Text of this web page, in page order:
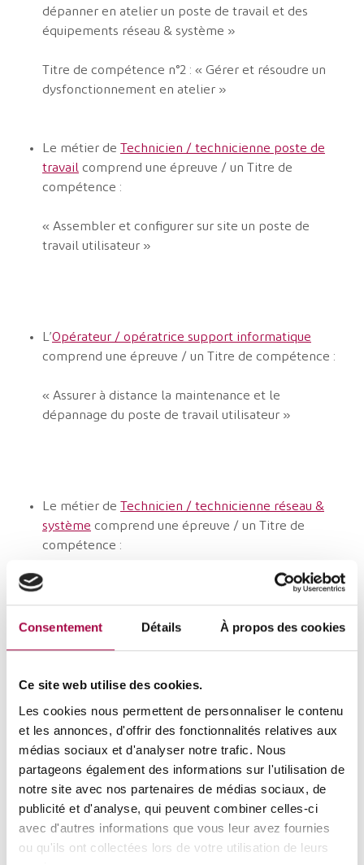
Consentement Détails À propos des cookies
Ce site web utilise des cookies.
Les cookies nous permettent de personnaliser le contenu
et les annonces, d'offrir des fonctionnalités relatives aux
médias sociaux et d'analyser notre trafic. Nous
partageons également des informations sur l'utilisation de
notre site avec nos partenaires de médias sociaux, de
publicité et d'analyse, qui peuvent combiner celles-ci
avec d'autres informations que vous leur avez fournies
ou qu'ils ont collectées lors de votre utilisation de leurs
dépanner en atelier un poste de travail et des
équipements réseau & système »
Titre de compétence n°2 : « Gérer et résoudre un
dysfonctionnement en atelier »
Le métier de Technicien / technicienne poste de
travail comprend une épreuve / un Titre de
compétence :
« Assembler et configurer sur site un poste de
travail utilisateur »
L’Opérateur / opératrice support informatique
comprend une épreuve / un Titre de compétence :
« Assurer à distance la maintenance et le
dépannage du poste de travail utilisateur »
Le métier de Technicien / technicienne réseau &
système comprend une épreuve / un Titre de
compétence :
« Assembler, configurer et dépanner sur site les
infrastructures réseau & système »
le métier de Technicien PC & Réseaux
et les nouveaux métiers :
Le Titre de compétence du métier Technicien PC &
Réseaux : « Assurer l’assemblage et l’intégration
d’un ou plusieurs PC dans un environnement réseau
local » correspond au Titre de compétence n°1 du